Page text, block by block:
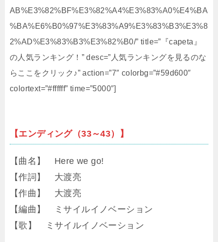
AB%E3%82%BF%E3%82%A4%E3%83%A0%E4%BA
%BA%E6%B0%97%E3%83%A9%E3%83%B3%E3%8
2%AD%E3%83%B3%E3%82%B0/” title=”『capeta』
の人気ランキング！” desc=”人気ランキングを見るのな
らここをクリック♪” action=”7″ colorbg=”#59d600″
colortext=”#ffffff” time=”5000″]
【エンディング（33～43）】
【曲名】 Here we go!
【作詞】 大渡亮
【作曲】 大渡亮
【編曲】 ミサイルイノベーション
【歌】 ミサイルイノベーション